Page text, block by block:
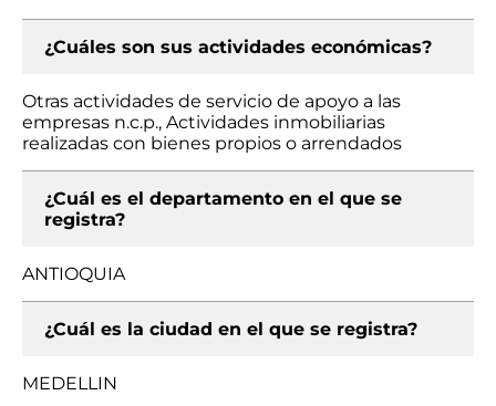
¿Cuáles son sus actividades económicas?
Otras actividades de servicio de apoyo a las
empresas n.c.p., Actividades inmobiliarias
realizadas con bienes propios o arrendados
¿Cuál es el departamento en el que se
registra?
ANTIOQUIA
¿Cuál es la ciudad en el que se registra?
MEDELLIN